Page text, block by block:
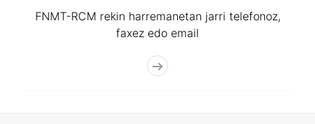
FNMT-RCM rekin harremanetan jarri telefonoz,
faxez edo email